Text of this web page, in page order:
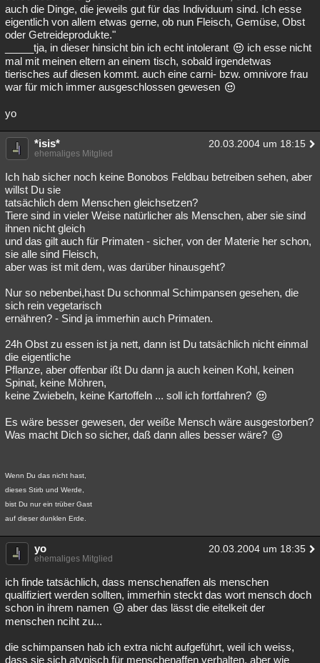
auch die Dinge, die jeweils gut für das Individuum sind. Ich esse
eigentlich von allem etwas gerne, ob nun Fleisch, Gemüse, Obst
oder Getreideprodukte."
_____tja, in dieser hinsicht bin ich echt intolerant
ich esse nicht
mal mit meinen eltern an einem tisch, sobald irgendetwas
tierisches auf diesen kommt. auch eine carni- bzw. omnivore frau
war für mich immer ausgeschlossen gewesen
yo
*isis* 20.03.2004 um 18:15
ehemaliges Mitglied
Ich hab sicher noch keine Bonobos Feldbau betreiben sehen, aber
willst Du sie
tatsächlich dem Menschen gleichsetzen?
Tiere sind in vieler Weise natürlicher als Menschen, aber sie sind
ihnen nicht gleich
und das gilt auch für Primaten - sicher, von der Materie her schon,
sie alle sind Fleisch,
aber was ist mit dem, was darüber hinausgeht?
Nur so nebenbei,hast Du schonmal Schimpansen gesehen, die
sich rein vegetarisch
ernähren? - Sind ja immerhin auch Primaten.
24h Obst zu essen ist ja nett, dann ist Du tatsächlich nicht einmal
die eigentliche
Pflanze, aber offenbar ißt Du dann ja auch keinen Kohl, keinen
Spinat, keine Möhren,
keine Zwiebeln, keine Kartoffeln ... soll ich fortfahren?
Es wäre besser gewesen, der weiße Mensch wäre ausgestorben?
Was macht Dich so sicher, daß dann alles besser wäre?
Wenn Du das nicht hast,
dieses Stirb und Werde,
bist Du nur ein trüber Gast
auf dieser dunklen Erde.
yo 20.03.2004 um 18:35
ehemaliges Mitglied
ich finde tatsächlich, dass menschenaffen als menschen
qualifiziert werden sollten, immerhin steckt das wort mensch doch
schon in ihrem namen
aber das lässt die eitelkeit der
menschen nciht zu...
die schimpansen hab ich extra nicht aufgeführt, weil ich weiss,
dass sie sich atypisch für menschenaffen verhalten. aber wie